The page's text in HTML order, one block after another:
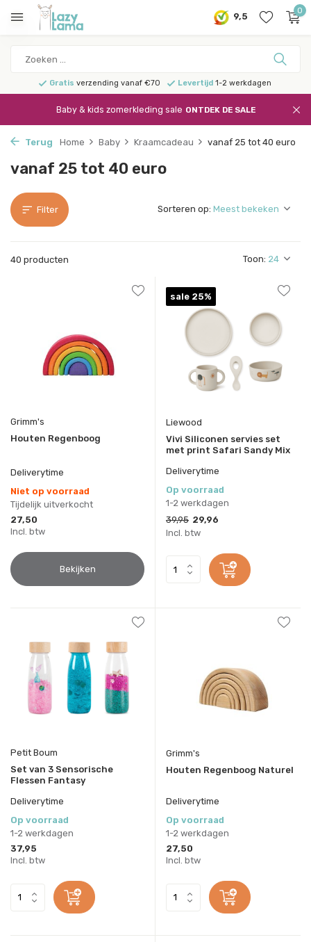
9,5
0
Gratis verzending vanaf €70 Levertijd1-2 werkdagen
Baby & kids zomerkleding sale ONTDEK DE SALE
Terug Home Baby Kraamcadeau vanaf 25 tot 40 euro
vanaf 25 tot 40 euro
Filter
40 producten Toon:
Sorteren op:
Grimm's
Houten Regenboog
Deliverytime
Niet op voorraad
Tijdelijk uitverkocht
27,50
Incl. btw
Bekijken
sale 25%
Liewood
Vivi Siliconen servies set
met print Safari Sandy Mix
Deliverytime
Op voorraad
1-2 werkdagen
39,95 29,96
Incl. btw
Petit Boum
Set van 3 Sensorische
Flessen Fantasy
Deliverytime
Op voorraad
1-2 werkdagen
37,95
Incl. btw
Grimm's
Houten Regenboog Naturel
Deliverytime
Op voorraad
1-2 werkdagen
27,50
Incl. btw